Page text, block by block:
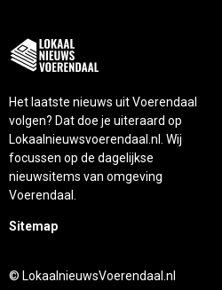
Het laatste nieuws uit Voerendaal
volgen? Dat doe je uiteraard op
Lokaalnieuwsvoerendaal.nl. Wij
focussen op de dagelijkse
nieuwsitems van omgeving
Voerendaal.
Sitemap
© LokaalnieuwsVoerendaal.nl